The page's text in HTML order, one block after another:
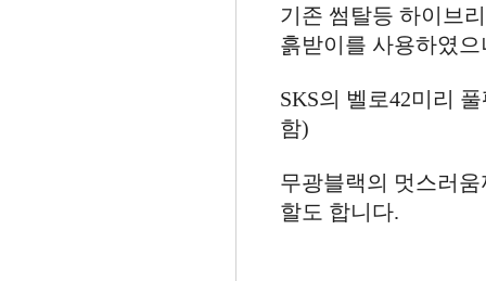
기존 썸탈등 하이브
흙받이를 사용하였
SKS의 벨로42미리
함)
무광블랙의 멋스러
할도 합니다.